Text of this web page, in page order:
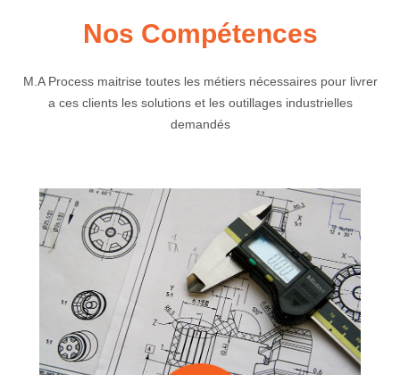
Nos Compétences
M.A Process maitrise toutes les métiers nécessaires pour livrer
a ces clients les solutions et les outillages industrielles
demandés